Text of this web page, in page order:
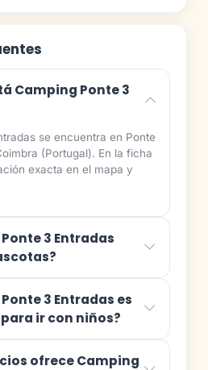
Camping Ponte 3
se encuentra en Ponte
(Portugal). En la ficha
exacta en el mapa y
3 Entradas
3 Entradas es
ir con niños?
ofrece Camping